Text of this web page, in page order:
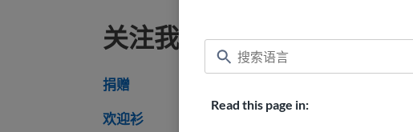
Read this page in:
关注我们
捐赠
欢迎衫